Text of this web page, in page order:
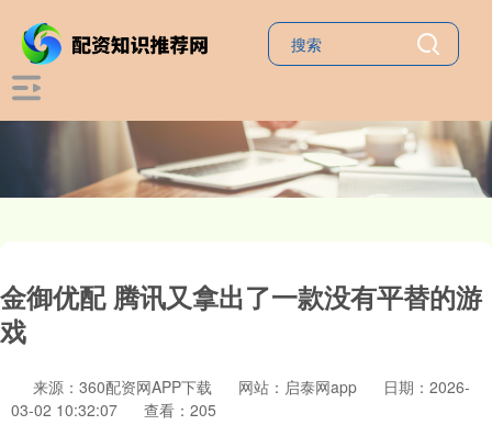
金御优配 腾讯又拿出了一款没有平替的游
戏
来源：360配资网APP下载 网站：启泰网app
日期：2026-
03-02 10:32:07
查看：205